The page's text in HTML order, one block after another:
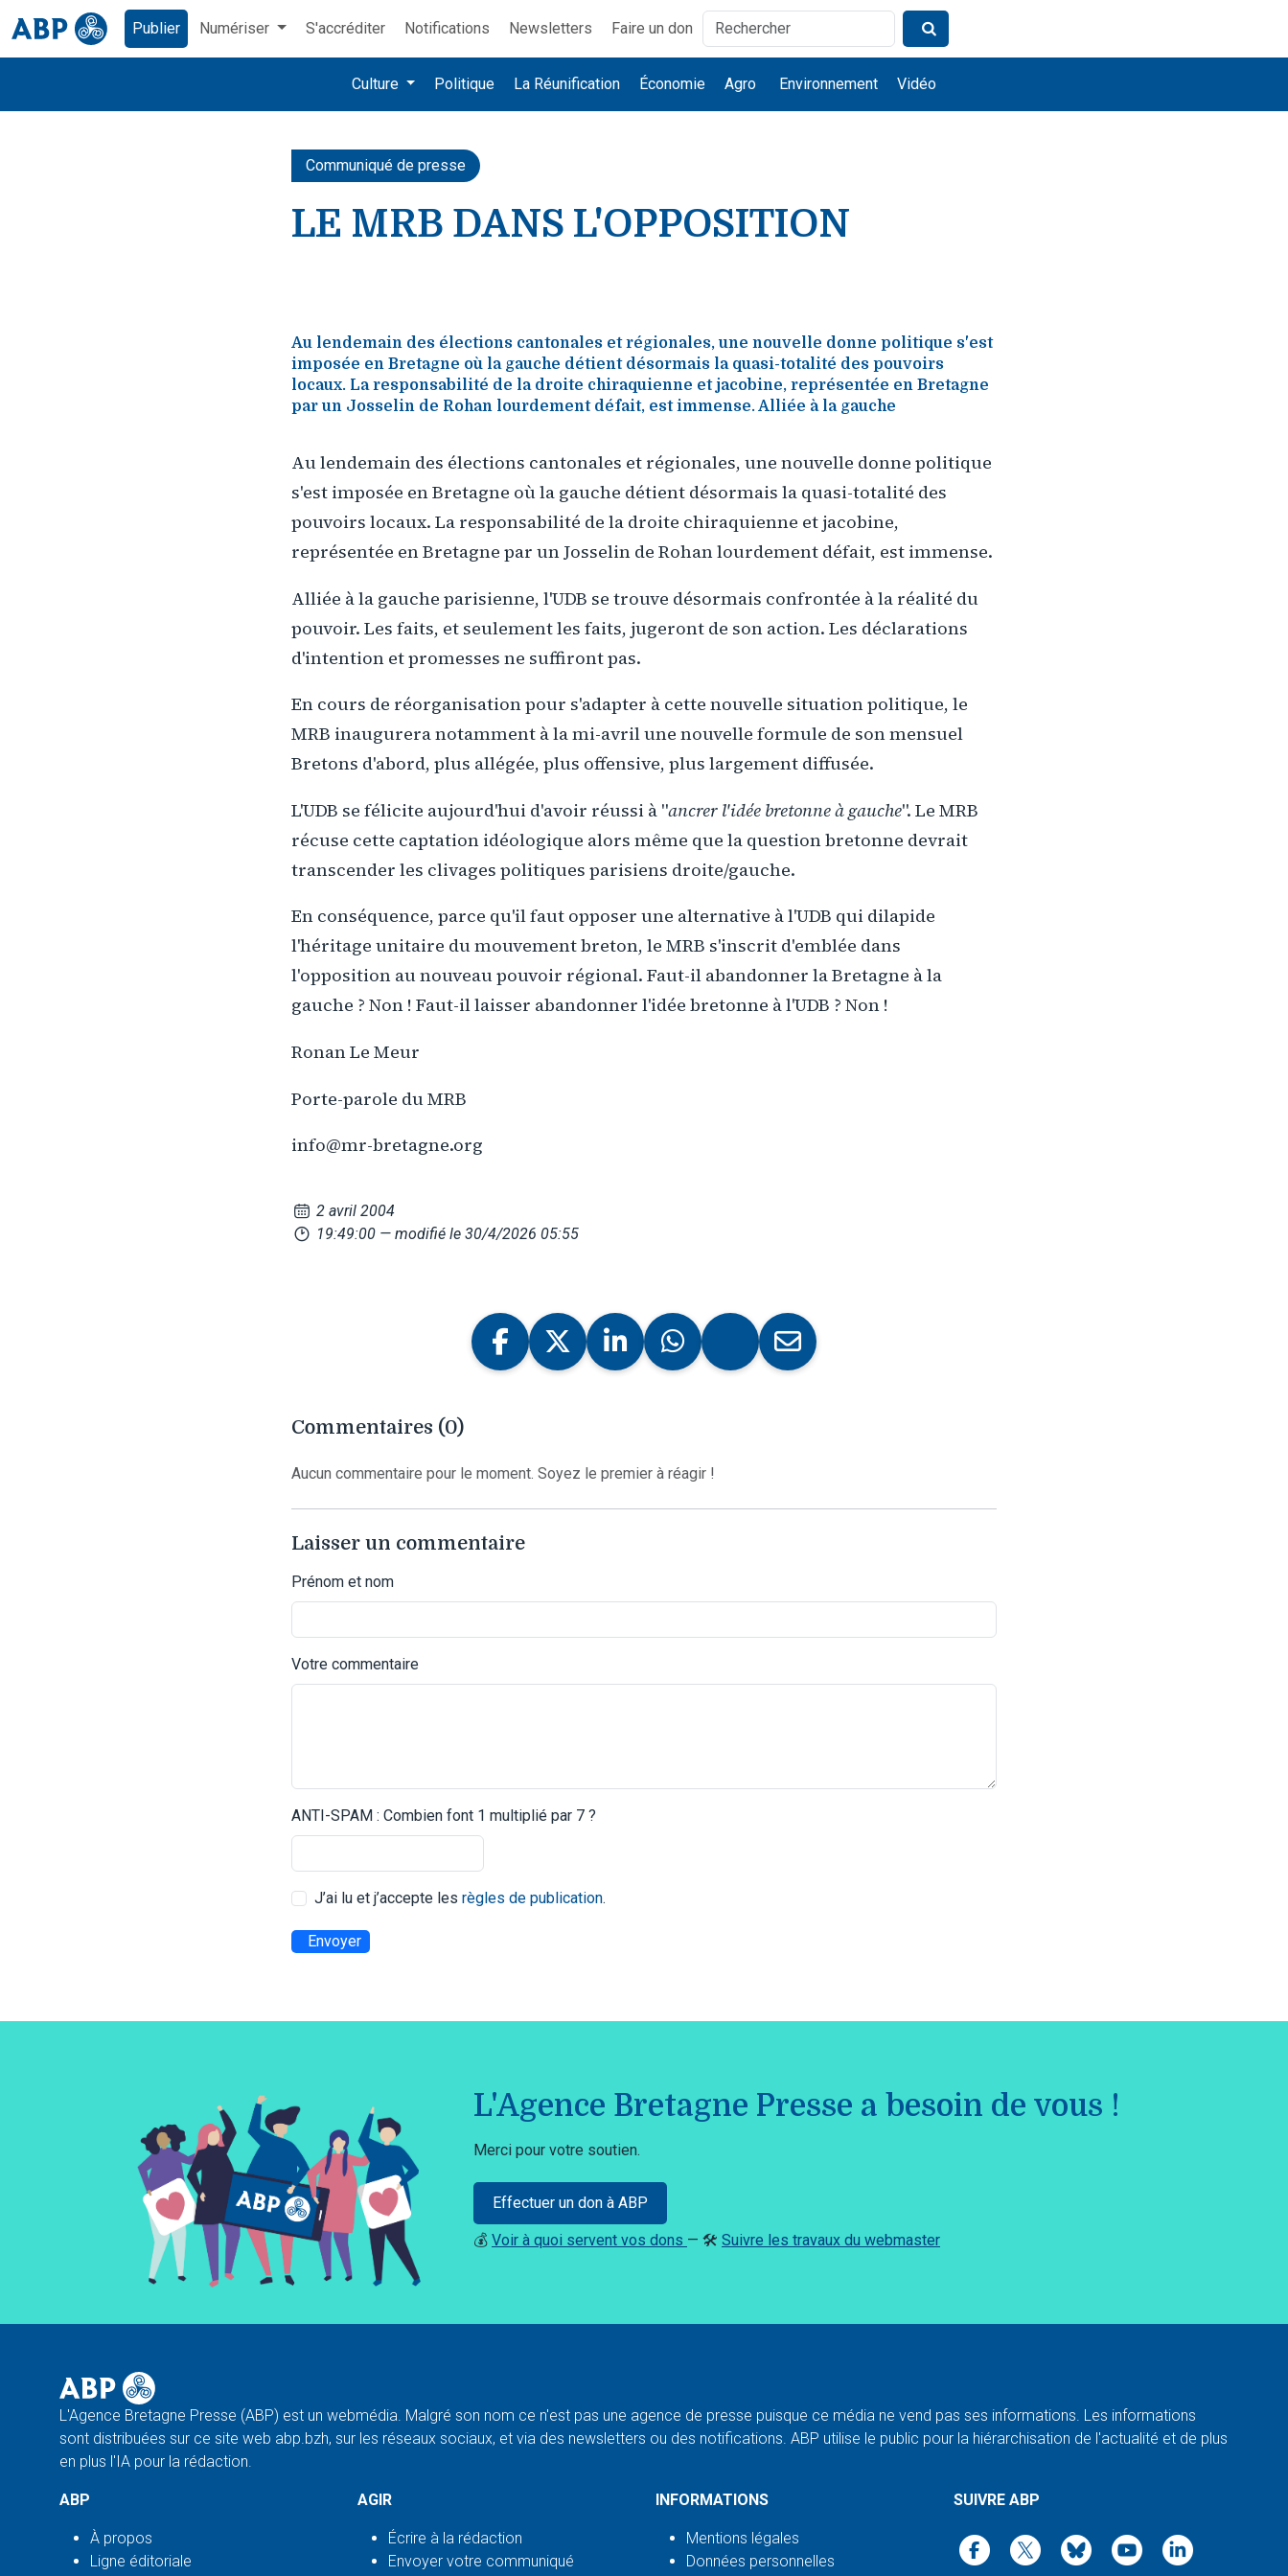
Publier Numériser S'accréditer Notifications Newsletters Faire un don
Culture Politique La Réunification Économie Agro Environnement Vidéo
Communiqué de presse
LE MRB DANS L'OPPOSITION
Au lendemain des élections cantonales et régionales, une nouvelle donne politique s'est
imposée en Bretagne où la gauche détient désormais la quasi-totalité des pouvoirs
locaux. La responsabilité de la droite chiraquienne et jacobine, représentée en Bretagne
par un Josselin de Rohan lourdement défait, est immense. Alliée à la gauche
Au lendemain des élections cantonales et régionales, une nouvelle donne politique
s'est imposée en Bretagne où la gauche détient désormais la quasi-totalité des
pouvoirs locaux. La responsabilité de la droite chiraquienne et jacobine,
représentée en Bretagne par un Josselin de Rohan lourdement défait, est immense.
Alliée à la gauche parisienne, l'UDB se trouve désormais confrontée à la réalité du
pouvoir. Les faits, et seulement les faits, jugeront de son action. Les déclarations
d'intention et promesses ne suffiront pas.
En cours de réorganisation pour s'adapter à cette nouvelle situation politique, le
MRB inaugurera notamment à la mi-avril une nouvelle formule de son mensuel
Bretons d'abord, plus allégée, plus offensive, plus largement diffusée.
L'UDB se félicite aujourd'hui d'avoir réussi à "ancrer l'idée bretonne à gauche". Le MRB
récuse cette captation idéologique alors même que la question bretonne devrait
transcender les clivages politiques parisiens droite/gauche.
En conséquence, parce qu'il faut opposer une alternative à l'UDB qui dilapide
l'héritage unitaire du mouvement breton, le MRB s'inscrit d'emblée dans
l'opposition au nouveau pouvoir régional. Faut-il abandonner la Bretagne à la
gauche ? Non ! Faut-il laisser abandonner l'idée bretonne à l'UDB ? Non !
Ronan Le Meur
Porte-parole du MRB
info@mr-bretagne.org
2 avril 2004
19:49:00 — modifié le 30/4/2026 05:55
Commentaires (0)
Aucun commentaire pour le moment. Soyez le premier à réagir !
Laisser un commentaire
Prénom et nom
Votre commentaire
ANTI-SPAM : Combien font 1 multiplié par 7 ?
J’ai lu et j’accepte les règles de publication.
Envoyer
L'Agence Bretagne Presse a besoin de vous !
Merci pour votre soutien.
Effectuer un don à ABP
💰 Voir à quoi servent vos dons — 🛠️ Suivre les travaux du webmaster
L'Agence Bretagne Presse (ABP) est un webmédia. Malgré son nom ce n'est pas une agence de presse puisque ce média ne vend pas ses informations. Les informations
sont distribuées sur ce site web abp.bzh, sur les réseaux sociaux, et via des newsletters ou des notifications. ABP utilise le public pour la hiérarchisation de l'actualité et de plus
en plus l'IA pour la rédaction.
ABP
À propos
Ligne éditoriale
AGIR
Écrire à la rédaction
Envoyer votre communiqué
INFORMATIONS
Mentions légales
Données personnelles
SUIVRE ABP